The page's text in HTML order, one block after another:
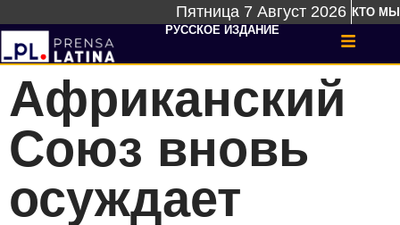
Пятница 7 Август 2026 КТО МЫ
РУССКОЕ ИЗДАНИЕ
Африканский
Союз вновь
осуждает